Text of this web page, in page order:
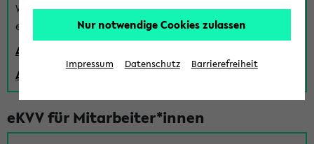
Wenn Sie (noch) kein Uni Login haben, können Sie das
eKVV auch über einen Gastzugang verwenden:
Anmeldung über einen vorhandenen Gastzugang
Anlegen eines neuen Gastzugangs
eKVV für Mitarbeiter*innen
Nur notwendige Cookies zulassen
Impressum Datenschutz Barrierefreiheit